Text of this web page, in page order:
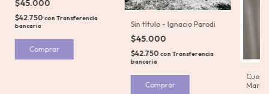
$45.000
$42.750 con Transferencia
bancaria
Sin título - Ignacio Parodi
$45.000
$42.750 conTransferencia
bancaria